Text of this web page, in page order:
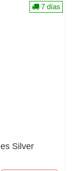
Silver
7 días